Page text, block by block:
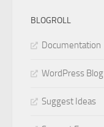
BLOGROLL
Documentation
WordPress Blog
Suggest Ideas